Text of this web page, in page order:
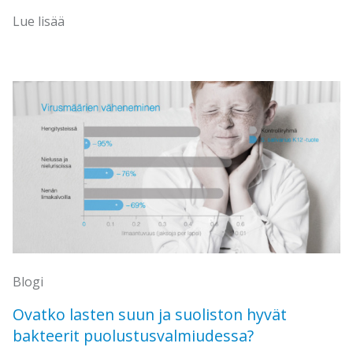
Lue lisää
Blogi
Ovatko lasten suun ja suoliston hyvät
bakteerit puolustusvalmiudessa?